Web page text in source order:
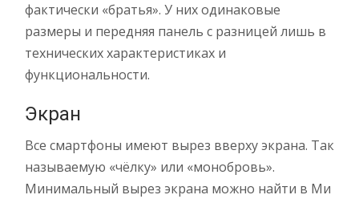
фактически «братья». У них одинаковые
размеры и передняя панель с разницей лишь в
технических характеристиках и
функциональности.
Экран
Все смартфоны имеют вырез вверху экрана. Так
называемую «чёлку» или «монобровь».
Минимальный вырез экрана можно найти в Ми